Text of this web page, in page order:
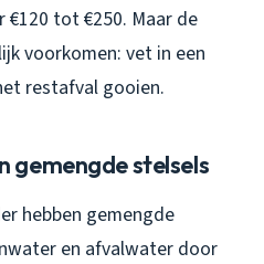
€120 tot €250. Maar de
voorkomen: vet in een
restafval gooien.
gemengde stelsels
hebben gemengde
en afvalwater door